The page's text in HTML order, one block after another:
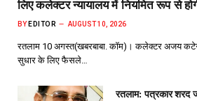
लिए कलेक्टर न्यायालय में नियमित रूप से
BY EDITOR AUGUST 10, 2026
रतलाम 10 अगस्त(खबरबाबा. कॉम)। कलेक्टर अजय
सुधार के लिए फैसले…
रतलाम: पत्रकार शरद